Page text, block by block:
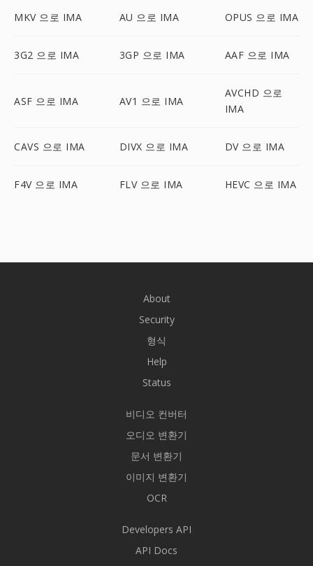
MKV 으로 IMA AU 으로 IMA OPUS 으로 IMA
3G2 으로 IMA 3GP 으로 IMA AAF 으로 IMA
ASF 으로 IMA AV1 으로 IMA
AVCHD 으로
IMA
CAVS 으로 IMA DIVX 으로 IMA DV 으로 IMA
F4V 으로 IMA FLV 으로 IMA HEVC 으로 IMA
About
Security
형식
Help
Status
비디오 컨버터
오디오 변환기
문서 변환기
이미지 변환기
OCR
Developers API
API Docs